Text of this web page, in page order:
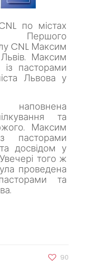
по містах
Першого
CNL Максим
Максим
пасторами
Львова у
та
Максим
пасторами
досвідом у
Увечері того ж
проведена
та
90